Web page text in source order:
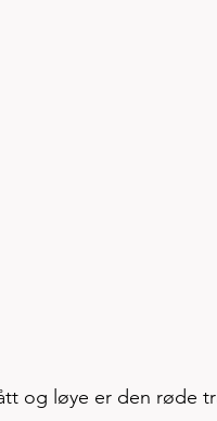
og løye er den røde